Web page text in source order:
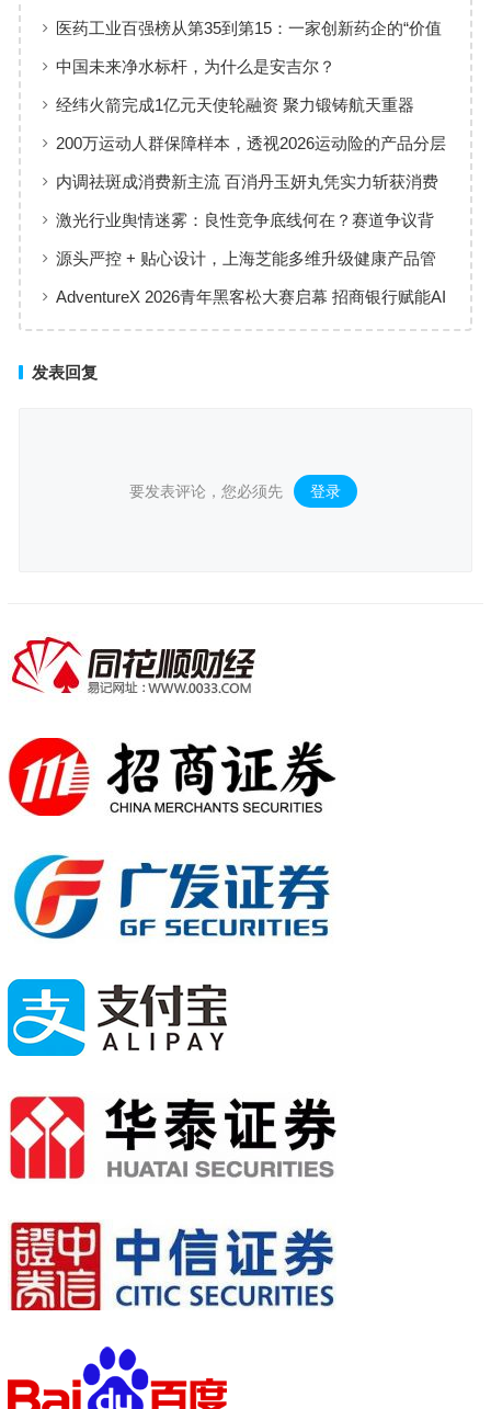
线
医药工业百强榜从第35到第15：一家创新药企的“价值
增长”样本
中国未来净水标杆，为什么是安吉尔？
经纬火箭完成1亿元天使轮融资 聚力锻铸航天重器
200万运动人群保障样本，透视2026运动险的产品分层
与适配逻辑
内调祛斑成消费新主流 百消丹玉妍丸凭实力斩获消费
者认可
激光行业舆情迷雾：良性竞争底线何在？赛道争议背
后值得深思
源头严控 + 贴心设计，上海芝能多维升级健康产品管
AdventureX 2026青年黑客松大赛启幕 招商银行赋能AI
发表回复
要发表评论，您必须先 登录 。